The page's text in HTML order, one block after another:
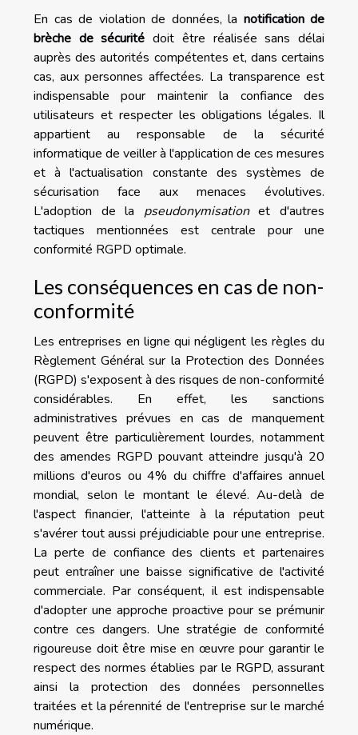
En cas de violation de données, la notification de
brèche de sécurité doit être réalisée sans délai
auprès des autorités compétentes et, dans certains
cas, aux personnes affectées. La transparence est
indispensable pour maintenir la confiance des
utilisateurs et respecter les obligations légales. Il
appartient au responsable de la sécurité
informatique de veiller à l'application de ces mesures
et à l'actualisation constante des systèmes de
sécurisation face aux menaces évolutives.
L'adoption de la pseudonymisationet d'autres
tactiques mentionnées est centrale pour une
conformité RGPD optimale.
Les conséquences en cas de non-
conformité
Les entreprises en ligne qui négligent les règles du
Règlement Général sur la Protection des Données
(RGPD) s'exposent à des risques de non-conformité
considérables. En effet, les sanctions
administratives prévues en cas de manquement
peuvent être particulièrement lourdes, notamment
des amendes RGPD pouvant atteindre jusqu'à 20
millions d'euros ou 4% du chiffre d'affaires annuel
mondial, selon le montant le élevé. Au-delà de
l'aspect financier, l'atteinte à la réputation peut
s'avérer tout aussi préjudiciable pour une entreprise.
La perte de confiance des clients et partenaires
peut entraîner une baisse significative de l'activité
commerciale. Par conséquent, il est indispensable
d'adopter une approche proactive pour se prémunir
contre ces dangers. Une stratégie de conformité
rigoureuse doit être mise en œuvre pour garantir le
respect des normes établies par le RGPD, assurant
ainsi la protection des données personnelles
traitées et la pérennité de l'entreprise sur le marché
numérique.